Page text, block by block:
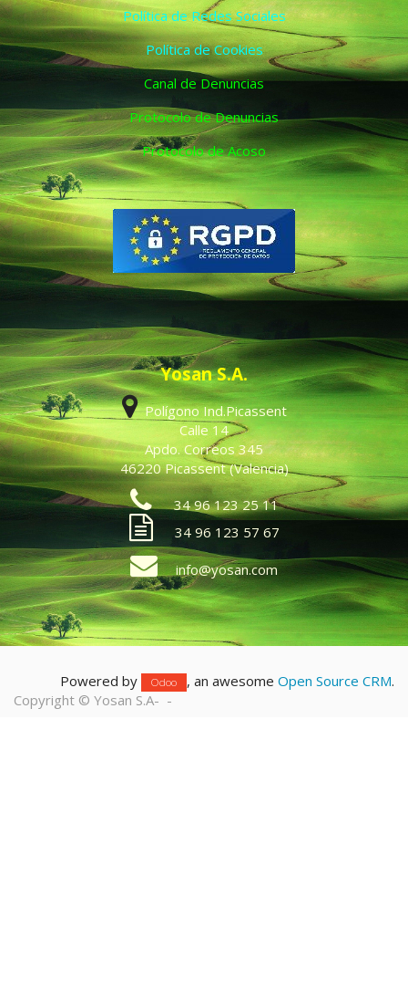
Política de Redes Sociales
Política de Cookies
Canal de Denuncias
Protocolo de Denuncias
Protocolo de Acoso
Yosan S.A.
Polígono Ind.Picassent
Calle 14
Apdo. Correos 345
46220 Picassent (Valencia)
34 96 123 25 11
34 96 123 57 67
info@yosan.com
Powered by Odoo , an awesome Open Source CRM.
Copyright © Yosan S.A- -